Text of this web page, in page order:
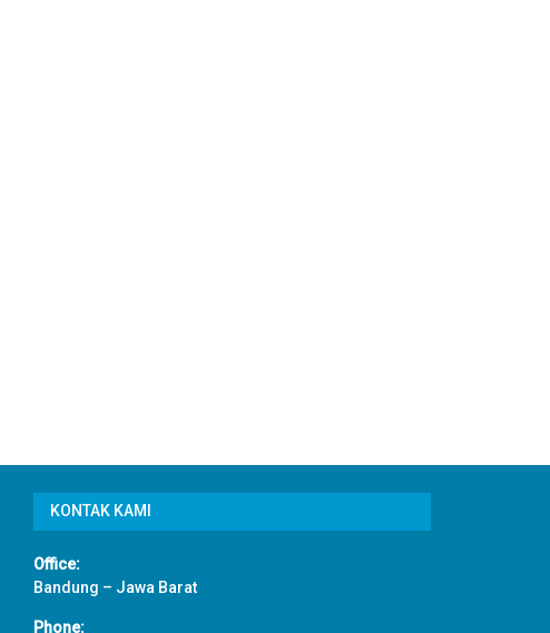
KONTAK KAMI
Office:
Bandung – Jawa Barat
Phone: